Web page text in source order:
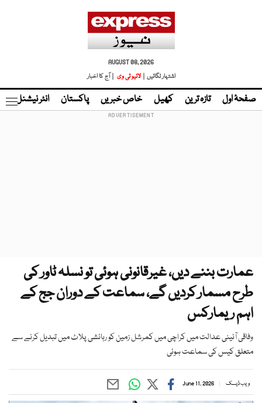
AUGUST 08, 2026
اشتہار لگائیں |
لائیو ٹی وی | آج کا اخبار
صفحۂ اول تازہ ترین کھیل خاص خبریں پاکستان انٹر نیشنل
عمارت بننے دیں، غیرقانونی ہوئی تو نسلہ ٹاور کی
طرح مسمار کردیں گے، سماعت کے دوران جج کے
اہم ریمارکس
وفاقی آئینی عدالت میں کراچی میں کمرشل زمین کو رہائشی پلاٹ میں تبدیل کرنے سے
متعلق کیس کی سماعت ہوئی
ویب ڈیسک June 11, 2026